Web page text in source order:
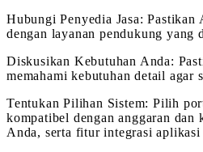
Hubungi Penyedia Jasa: Pastikan
dengan layanan pendukung yang
Diskusikan Kebutuhan Anda:
memahami kebutuhan detail agar
Tentukan Pilihan Sistem: Pilih
kompatibel dengan anggaran dan
Anda, serta fitur integrasi aplikasi